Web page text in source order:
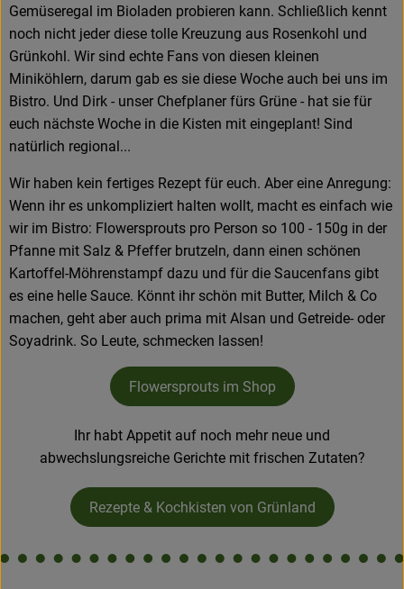
Gemüseregal im Bioladen probieren kann. Schließlich kennt
noch nicht jeder diese tolle Kreuzung aus Rosenkohl und
Grünkohl. Wir sind echte Fans von diesen kleinen
Miniköhlern, darum gab es sie diese Woche auch bei uns im
Bistro. Und Dirk - unser Chefplaner fürs Grüne - hat sie für
euch nächste Woche in die Kisten mit eingeplant! Sind
natürlich regional...
Wir haben kein fertiges Rezept für euch. Aber eine Anregung:
Wenn ihr es unkompliziert halten wollt, macht es einfach wie
wir im Bistro: Flowersprouts pro Person so 100 - 150g in der
Pfanne mit Salz & Pfeffer brutzeln, dann einen schönen
Kartoffel-Möhrenstampf dazu und für die Saucenfans gibt
es eine helle Sauce. Könnt ihr schön mit Butter, Milch & Co
machen, geht aber auch prima mit Alsan und Getreide- oder
Soyadrink. So Leute, schmecken lassen!
Flowersprouts im Shop
Ihr habt Appetit auf noch mehr neue und
abwechslungsreiche Gerichte mit frischen Zutaten?
Rezepte & Kochkisten von Grünland